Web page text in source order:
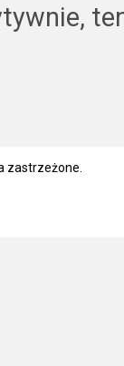
zastrzeżone.